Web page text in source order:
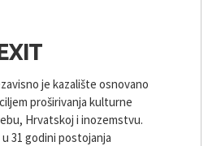
je kazalište osnovano
proširivanja kulturne
Hrvatskoj i inozemstvu.
31 godini postojanja